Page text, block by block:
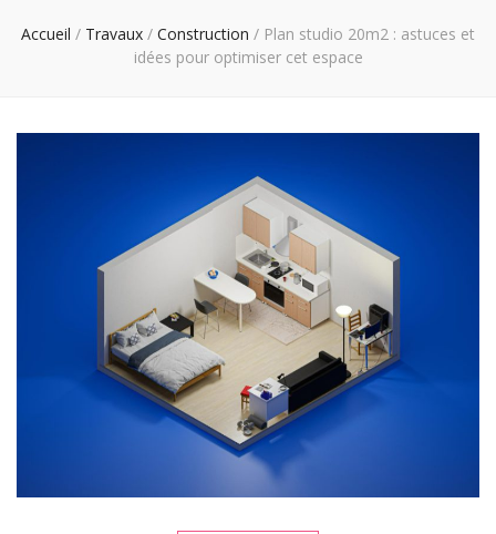
Accueil / Travaux / Construction / Plan studio 20m2 : astuces et
idées pour optimiser cet espace